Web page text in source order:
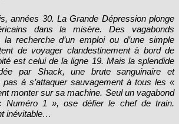
années 30. La Grande Dépression plonge
dans la misère. Des vagabonds
recherche d’un emploi ou d’une simple
de voyager clandestinement à bord de
est celui de la ligne 19. Mais la splendide
par Shack, une brute sanguinaire et
pas à s’attaquer sauvagement à tous les «
monter sur sa machine. Seul un vagabond
Numéro 1 », ose défier le chef de train.
inévitable…